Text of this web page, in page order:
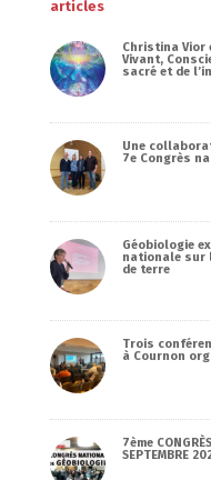
articles
Christina Vior
Vivant,
sacré et de
Une
7e Congrès
Géobiologie
nationale sur
de terre
Trois
à Cournon
7ème
SEPTEMBRE